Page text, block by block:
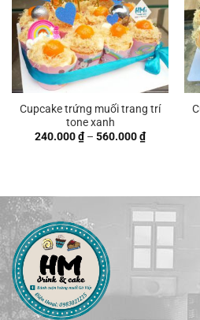
Cupcake trứng muối trang trí
tone xanh
240.000₫ – 560.000₫Khoảng
giá: